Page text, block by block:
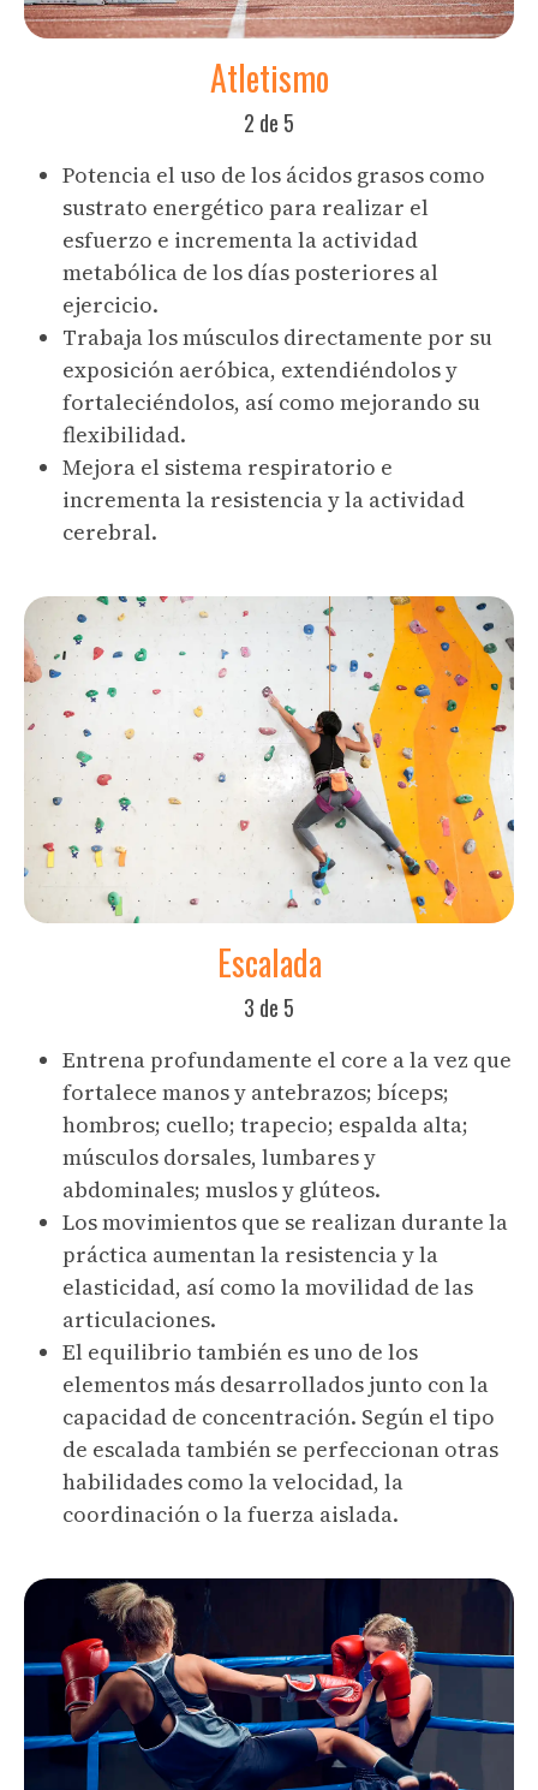
Atletismo
2 de 5
Potencia el uso de los ácidos grasos como
sustrato energético para realizar el
esfuerzo e incrementa la actividad
metabólica de los días posteriores al
ejercicio.
Trabaja los músculos directamente por su
exposición aeróbica, extendiéndolos y
fortaleciéndolos, así como mejorando su
flexibilidad.
Mejora el sistema respiratorio e
incrementa la resistencia y la actividad
cerebral.
Escalada
3 de 5
Entrena profundamente el core a la vez que
fortalece manos y antebrazos; bíceps;
hombros; cuello; trapecio; espalda alta;
músculos dorsales, lumbares y
abdominales; muslos y glúteos.
Los movimientos que se realizan durante la
práctica aumentan la resistencia y la
elasticidad, así como la movilidad de las
articulaciones.
El equilibrio también es uno de los
elementos más desarrollados junto con la
capacidad de concentración. Según el tipo
de escalada también se perfeccionan otras
habilidades como la velocidad, la
coordinación o la fuerza aislada.